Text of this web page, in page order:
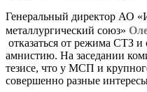
Генеральный директор АО
металлургический союз»
отказаться от режима СТЗ и
амнистию. На заседании
тезисе, что у МСП и
совершенно разные